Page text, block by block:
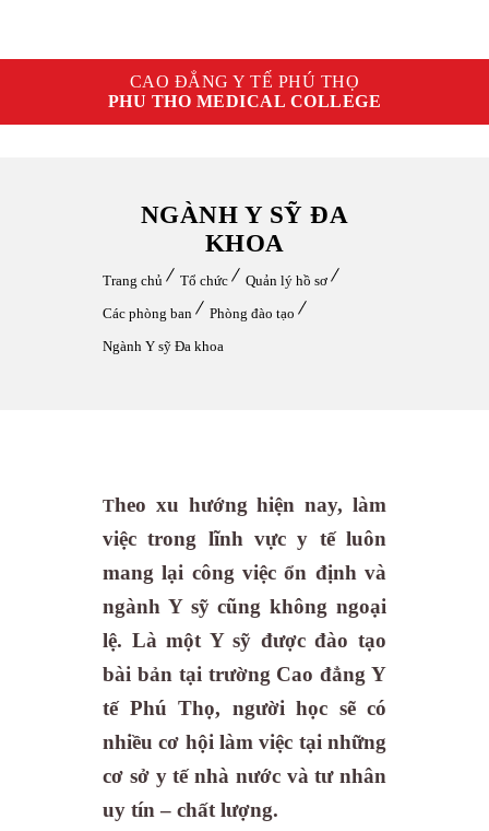
CAO ĐẲNG Y TẾ PHÚ THỌ
PHU THO MEDICAL COLLEGE
NGÀNH Y SỸ ĐA
KHOA
Trang chủ Tổ chức
Quản lý hồ sơ
Các phòng ban
Phòng đào tạo
Ngành Y sỹ Đa khoa
Theo xu hướng hiện nay, làm
việc trong lĩnh vực y tế luôn
mang lại công việc ổn định và
ngành Y sỹcũng không ngoại
lệ. Là một Y sỹ được đào tạo
bài bản tại trường Cao đẳng Y
tế Phú Thọ, người học sẽ có
nhiềucơ hội làm việc tại những
cơ sở y tế nhà nước và tư nhân
uy tín – chất lượng.